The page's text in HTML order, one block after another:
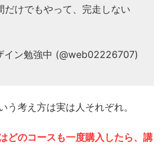
だけでもやって、完走しない
ン勉強中 (@web02226707)
う考え方は実は人それぞれ。
どのコースも一度購入したら、講